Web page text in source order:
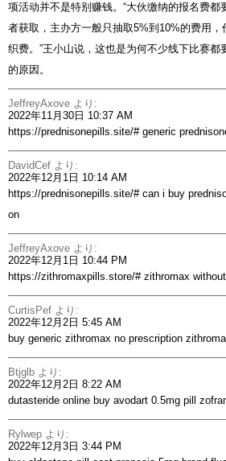
项活动并不是特别赚钱。“大伙缴纳的报名费
者获取，主办方一般只抽取5%到10%的费用，
织费。”王小山说，这也是为何不少线下比赛
的原因。
JeffreyAxove より:
2022年11月30日 10:37 AM
https://prednisonepills.site/#generic
DavidCef より:
2022年12月1日 10:14 AM
https://prednisonepills.site/#can i buy
on
JeffreyAxove より:
2022年12月1日 10:44 PM
https://zithromaxpills.store/#zithromax
CurtisPef より:
2022年12月2日 5:45 AM
buy generic zithromax no prescription
Btjglb より:
2022年12月2日 8:22 AM
dutasteride online buy avodart 0.5mg pill
Rylwep より:
2022年12月3日 3:44 PM